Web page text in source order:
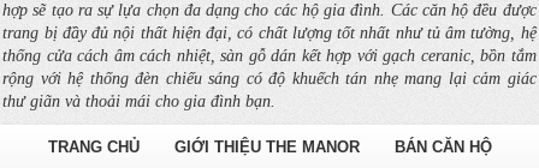
hợp sẽ tạo ra sự lựa chọn đa dạng cho các hộ gia đình. Các căn hộ đều được
trang bị đầy đủ nội thất hiện đại, có chất lượng tốt nhất như tủ âm tường, hệ
thống cửa cách âm cách nhiệt, sàn gỗ dán kết hợp với gạch ceranic, bồn tắm
rộng với hệ thống đèn chiếu sáng có độ khuếch tán nhẹ mang lại cảm giác
thư giãn và thoải mái cho gia đình bạn.
TRANG CHỦ GIỚI THIỆU THE MANOR BÁN CĂN HỘ